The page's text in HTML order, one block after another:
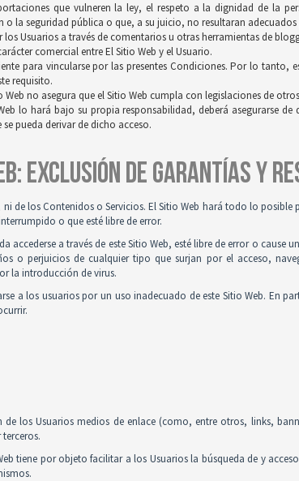
que vulneren la ley, el respeto a la dignidad de la
la seguridad pública o que, a su juicio, no resultaran
Usuarios a través de comentarios u otras herramientas de
comercial entre El Sitio Web y el Usuario.
para vincularse por las presentes Condiciones. Por lo tanto,
requisito.
no asegura que el Sitio Web cumpla con legislaciones de
lo hará bajo su propia responsabilidad, deberá asegurarse
pueda derivar de dicho acceso.
EXCLUSIÓN DE GARANTÍAS Y
de los Contenidos o Servicios. El Sitio Web hará todo lo
o que esté libre de error.
a través de este Sitio Web, esté libre de error o cause
o perjuicios de cualquier tipo que surjan por el acceso,
la introducción de virus.
a los usuarios por un uso inadecuado de este Sitio Web. En
los Usuarios medios de enlace (como, entre otros, links,
tiene por objeto facilitar a los Usuarios la búsqueda de y